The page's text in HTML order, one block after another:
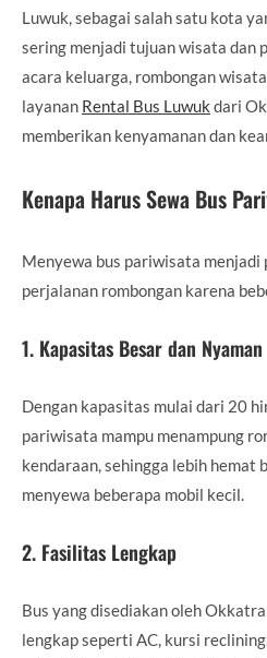
Luwuk, sebagai salah satu kota
sering menjadi tujuan wisata dan
acara keluarga, rombongan
layanan Rental Bus Luwuk dari
memberikan kenyamanan dan
Kenapa Harus Sewa Bus
Menyewa bus pariwisata
perjalanan rombongan karena
1. Kapasitas Besar dan Nyaman
Dengan kapasitas mulai dari 20
pariwisata mampu menampung
kendaraan, sehingga lebih hemat
menyewa beberapa mobil kecil.
2. Fasilitas Lengkap
Bus yang disediakan oleh
lengkap seperti AC, kursi